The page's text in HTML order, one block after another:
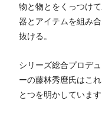
物と物とをくっつけ
器とアイテムを組み
抜ける。
シリーズ総合プロデ
ーの藤林秀麿氏はこ
とつを明かしています